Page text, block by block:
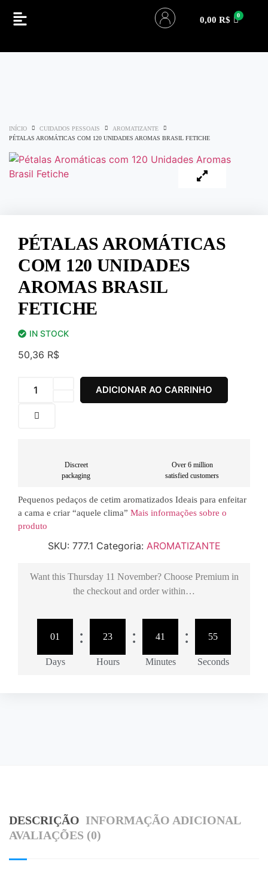
0,00R$
INÍCIO CUIDADOS PESSOAIS
AROMATIZANTE
PÉTALAS AROMÁTICAS COM 120 UNIDADES AROMAS BRASIL FETICHE
PÉTALAS AROMÁTICAS
COM 120 UNIDADES
AROMAS BRASIL
FETICHE
IN STOCK
50,36 R$
ADICIONAR AO CARRINHO
Discreet
packaging
Over 6 million
satisfied customers
Pequenos pedaços de cetim aromatizados Ideais para enfeitar
a cama e criar “aquele clima” Mais informações sobre o
produto
SKU: 777.1 Categoria: AROMATIZANTE
Want this Thursday 11 November? Choose Premiumin
the checkout and order within…
01 :
Days
23 :
Hours
41 :
Minutes
55
Seconds
DESCRIÇÃO INFORMAÇÃO ADICIONAL
AVALIAÇÕES (0)